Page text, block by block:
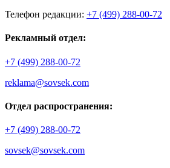
Телефон редакции: +7 (499) 288-00-72
Рекламный отдел:
+7 (499) 288-00-72
reklama@sovsek.com
Отдел распространения:
+7 (499) 288-00-72
sovsek@sovsek.com